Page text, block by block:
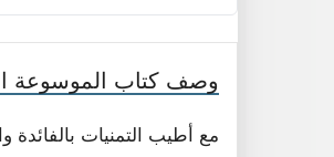
وصف كتاب الموسوعة
مع أطيب التمنيات